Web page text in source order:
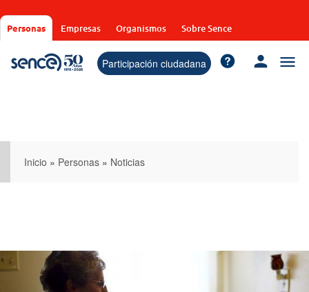
al
contenido
Personas Empresas Organismos Sobre Sence
Participación ciudadana
Inicio » Personas » Noticias